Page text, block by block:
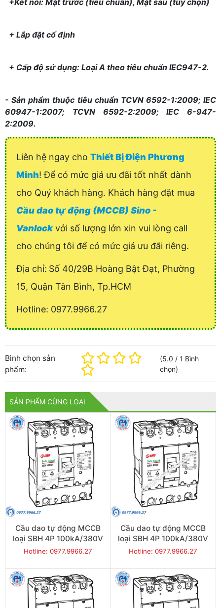
+Kết nối: Mặt trước (tiêu chuẩn), Mặt sau (tùy chọn)
+ Lắp đặt cố định
+ Cấp độ sử dụng: Loại A theo tiêu chuẩn IEC947-2.
- Sản phẩm thuộc tiêu chuẩn TCVN 6592-1:2009; IEC
60947-1:2007; TCVN 6592-2:2009; IEC 6-947-
2:2009.
Liên hệ ngay cho Thiết Bị Điện Phương
Minh! Để có mức giá ưu đãi tốt nhất dành
cho Quý khách hàng. Khách hàng đặt mua
Cầu dao tự động (MCCB) Sino -
Vanlockvới số lượng lớn xin vui lòng call
cho chúng tôi để có mức giá ưu đãi riêng.
Địa chỉ: Số 40/29B Hoàng Bật Đạt, Phường
15, Quận Tân Bình, Tp.HCM
Hotline: 0977.9966.27
Bình chọn sản
phẩm:
(5.0 /1 Bình
chọn)
SẢN PHẨM CÙNG LOẠI
Cầu dao tự động MCCB
loại SBH 4P 100kA/380V
800A - Model
Hotline: 0977.9966.27
Cầu dao tự động MCCB
loại SBH 4P 100kA/380V
700A - Model
Hotline: 0977.9966.27